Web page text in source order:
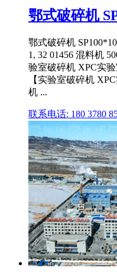
鄂式破碎机
鄂式破碎机
1, 32 01456 混料机
验室破碎机 XPC实
【实验室破碎机
机 ...
联系电话: 180 3780